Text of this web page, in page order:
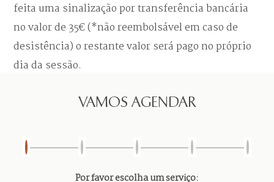
feita uma sinalização por transferência bancária
no valor de 35€ (*não reembolsável em caso de
desistência) o restante valor será pago no próprio
dia da sessão.
VAMOS AGENDAR
Por favor escolha um serviço: